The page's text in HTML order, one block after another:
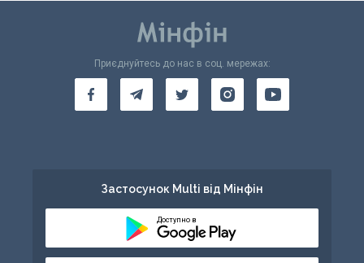
Приєднуйтесь до нас в соц. мережах:
Застосунок Multi від Мінфін
Доступно в